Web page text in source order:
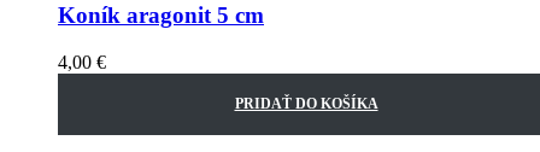
Koník aragonit 5 cm
4,00 €
PRIDAŤ DO KOŠÍKA